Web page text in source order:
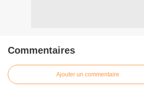
Commentaires
Ajouter un commentaire